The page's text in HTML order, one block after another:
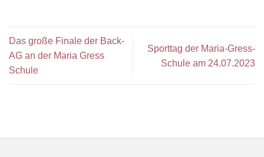
Das große Finale der Back-
AG an der Maria Gress
Schule
Sporttag der Maria-Gress-
Schule am 24.07.2023